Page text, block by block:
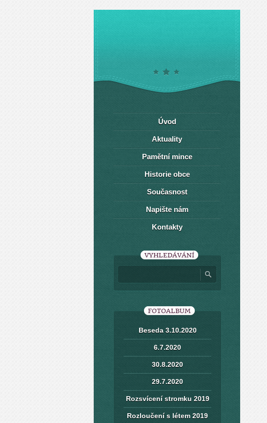
Úvod
Aktuality
Pamětní mince
Historie obce
Současnost
Napište nám
Kontakty
VYHLEDÁVÁNÍ
FOTOALBUM
Beseda 3.10.2020
6.7.2020
30.8.2020
29.7.2020
Rozsvícení stromku 2019
Rozloučení s létem 2019